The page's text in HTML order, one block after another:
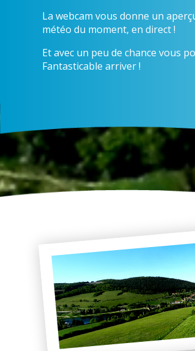
La webcam vous donne un
météo du moment, en direct !
Et avec un peu de chance vous
Fantasticable arriver !